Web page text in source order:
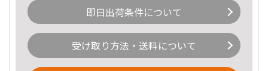
即日出荷条件について
受け取り方法・送料について